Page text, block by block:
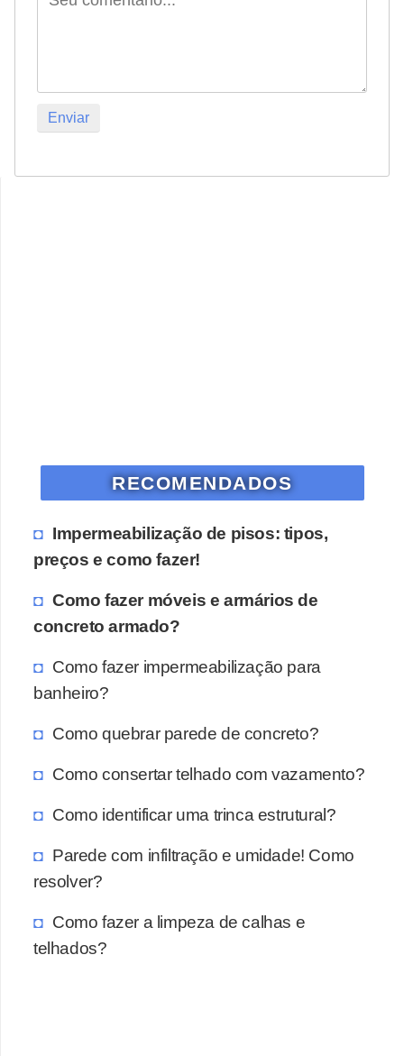
RECOMENDADOS
Impermeabilização de pisos: tipos,
preços e como fazer!
Como fazer móveis e armários de
concreto armado?
Como fazer impermeabilização para
banheiro?
Como quebrar parede de concreto?
Como consertar telhado com vazamento?
Como identificar uma trinca estrutural?
Parede com infiltração e umidade! Como
resolver?
Como fazer a limpeza de calhas e
telhados?